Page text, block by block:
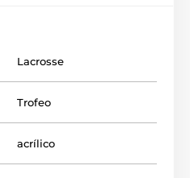
Lacrosse
Trofeo
acrílico